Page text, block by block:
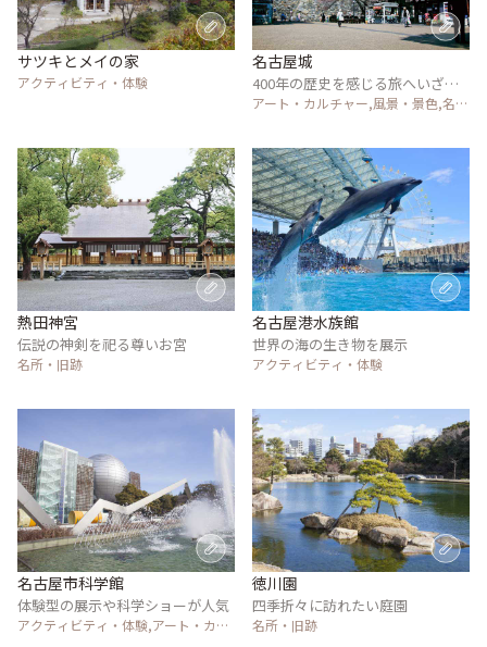
サツキとメイの家
アクティビティ・体験
名古屋城
400年の歴史を感じる旅へいざ参
らん
アート・カルチャー,風景・景色,名
熱田神宮
伝説の神剣を祀る尊いお宮
名所・旧跡
名古屋港水族館
世界の海の生き物を展示
アクティビティ・体験
名古屋市科学館
体験型の展示や科学ショーが人気
アクティビティ・体験,アート・カル
徳川園
四季折々に訪れたい庭園
名所・旧跡